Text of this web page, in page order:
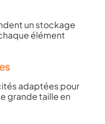
un stockage
élément
adaptées pour
grande taille en